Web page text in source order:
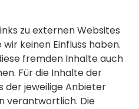
zu externen Websites
keinen Einfluss haben.
fremden Inhalte auch
Für die Inhalte der
der jeweilige Anbieter
verantwortlich. Die